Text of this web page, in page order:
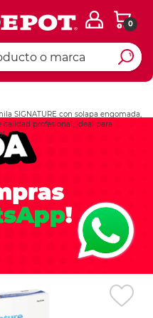
0
SIGNATURE con solapa engomada,
calidad profesional, ideal para
Ingresar Codigo